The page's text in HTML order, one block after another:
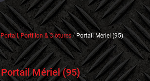
Portail, Portillon & Clôtures/Portail Mériel (95)
Portail Mériel (95)